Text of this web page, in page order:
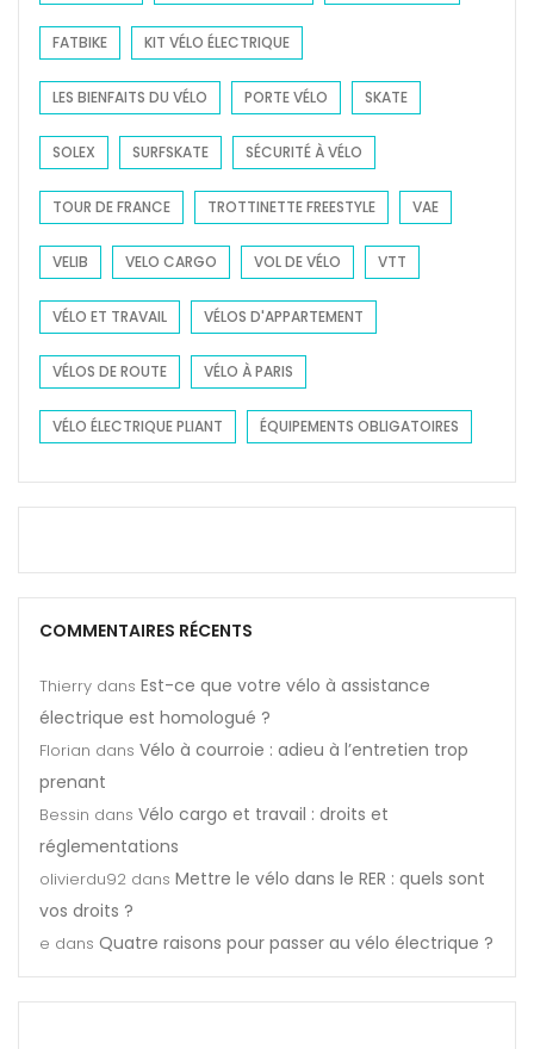
FATBIKE KIT VÉLO ÉLECTRIQUE
LES BIENFAITS DU VÉLO PORTE VÉLO SKATE
SOLEX SURFSKATE SÉCURITÉ À VÉLO
TOUR DE FRANCE TROTTINETTE FREESTYLE VAE
VELIB VELO CARGO VOL DE VÉLO VTT
VÉLO ET TRAVAIL VÉLOS D'APPARTEMENT
VÉLOS DE ROUTE VÉLO À PARIS
VÉLO ÉLECTRIQUE PLIANT ÉQUIPEMENTS OBLIGATOIRES
COMMENTAIRES RÉCENTS
Thierry dans Est-ce que votre vélo à assistance
électrique est homologué ?
Florian dans Vélo à courroie : adieu à l’entretien trop
prenant
Bessin dans Vélo cargo et travail : droits et
réglementations
olivierdu92 dans Mettre le vélo dans le RER : quels sont
vos droits ?
e dans Quatre raisons pour passer au vélo électrique ?